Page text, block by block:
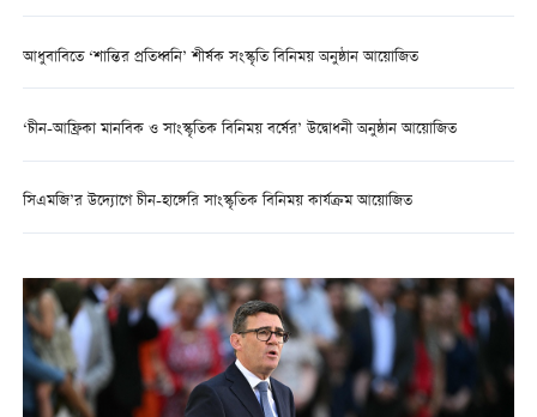
আধুবাবিতে ‘শান্তির প্রতিধ্বনি’ শীর্ষক সংস্কৃতি বিনিময় অনুষ্ঠান আয়োজিত
‘চীন-আফ্রিকা মানবিক ও সাংস্কৃতিক বিনিময় বর্ষের’ উদ্বোধনী অনুষ্ঠান আয়োজিত
সিএমজি’র উদ্যোগে চীন-হাঙ্গেরি সাংস্কৃতিক বিনিময় কার্যক্রম আয়োজিত